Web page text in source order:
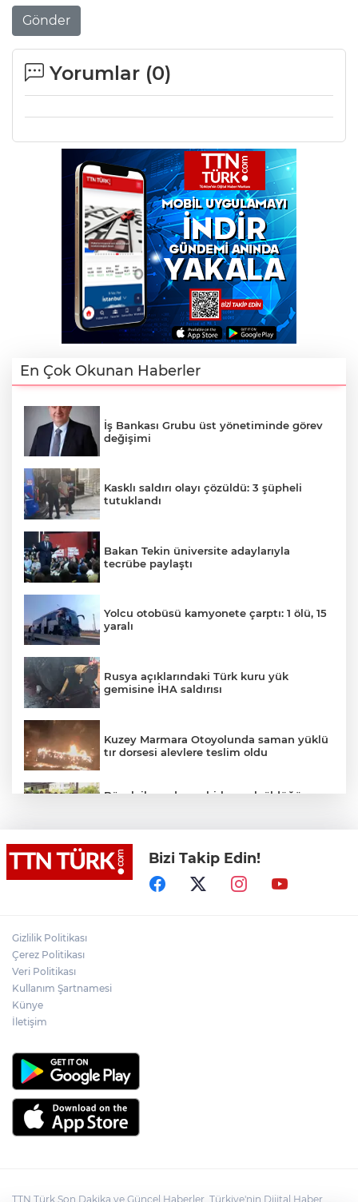
Gönder
Yorumlar (0)
En Çok Okunan Haberler
İş Bankası Grubu üst yönetiminde görev
değişimi
Kasklı saldırı olayı çözüldü: 3 şüpheli
tutuklandı
Bakan Tekin üniversite adaylarıyla
tecrübe paylaştı
Yolcu otobüsü kamyonete çarptı: 1 ölü, 15
yaralı
Rusya açıklarındaki Türk kuru yük
gemisine İHA saldırısı
Kuzey Marmara Otoyolunda saman yüklü
tır dorsesi alevlere teslim oldu
Böcek ilacından zehirlenerek öldüğü
İstanbul’dan Tekirdağ’a hafta sonu akını:
Kilometrelerce araç kuyruğu
Terörsüz Türkiye yasa teklifi
Bizi Takip Edin!
Gizlilik Politikası
Çerez Politikası
Veri Politikası
Kullanım Şartnamesi
Künye
İletişim
TTN Türk Son Dakika ve Güncel Haberler, Türkiye'nin Dijital Haber